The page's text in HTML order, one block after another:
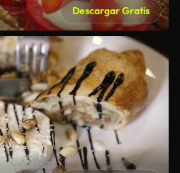
Descargar Gratis